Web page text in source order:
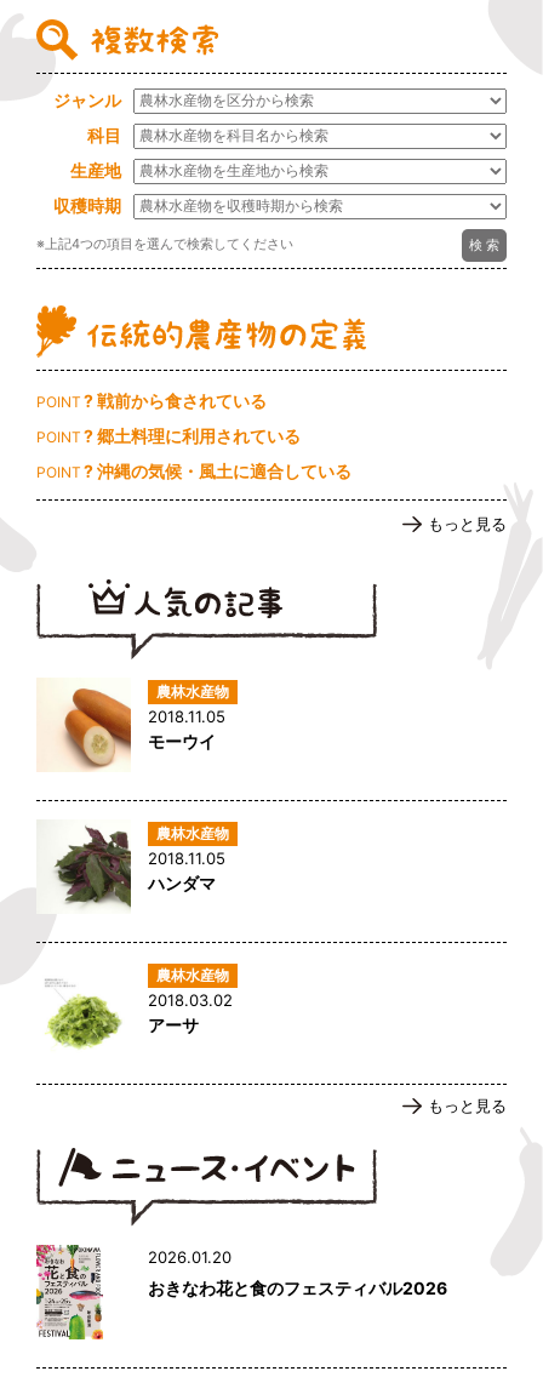
ジャンル
科目
生産地
収穫時期
※上記4つの項目を選んで検索してください
POINT ? 戦前から食されている
POINT ? 郷土料理に利用されている
POINT ? 沖縄の気候・風土に適合している
もっと見る
2018.11.05
モーウイ
2018.11.05
ハンダマ
2018.03.02
アーサ
もっと見る
2026.01.20
おきなわ花と食のフェスティバル2026